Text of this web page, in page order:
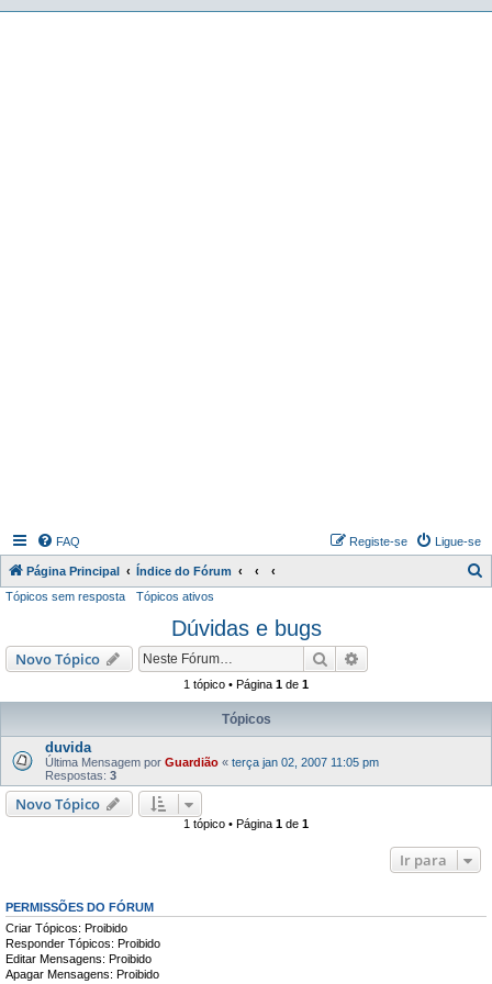
FAQ Ligue-se
Registe-se
Página Principal Índice do Fórum
i
Tópicos sem resposta Tópicos ativos
Dúvidas e bugs
Novo Tópico Pesquisar
1 tópico • Página 1 de 1
Tópicos
duvida
Última Mensagem por Guardião « terça jan 02, 2007 11:05 pm
Respostas: 3
Novo Tópico
1 tópico • Página 1 de 1
Ir para
PERMISSÕES DO FÓRUM
Criar Tópicos: Proibido
Responder Tópicos: Proibido
Editar Mensagens: Proibido
Apagar Mensagens: Proibido